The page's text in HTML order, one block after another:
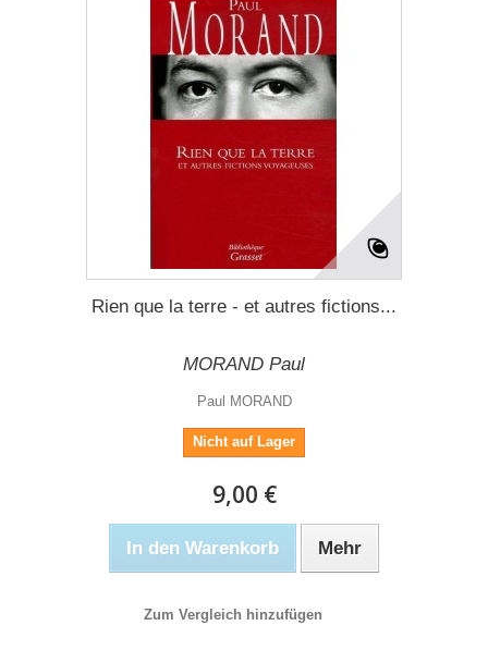
Rien que la terre - et autres fictions...
MORAND Paul
Paul MORAND
Nicht auf Lager
9,00 €
In den Warenkorb Mehr
Zum Vergleich hinzufügen